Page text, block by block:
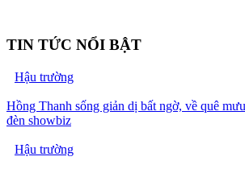
TIN TỨC NỔI BẬT
Hậu trường
Hồng Thanh sống giản dị bất ngờ, về quê
đèn showbiz
Hậu trường